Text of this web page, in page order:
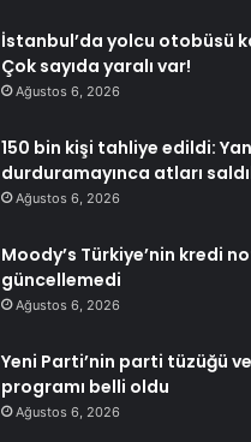
İstanbul’da yolcu otobüsü
Çok sayıda yaralı var!
Ağustos 6, 2026
150 bin kişi tahliye edildi:
durduramayınca atları
Ağustos 6, 2026
Moody’s Türkiye’nin kredi
güncellemedi
Ağustos 6, 2026
Yeni Parti’nin parti tüzüğü ve
programı belli oldu
Ağustos 6, 2026